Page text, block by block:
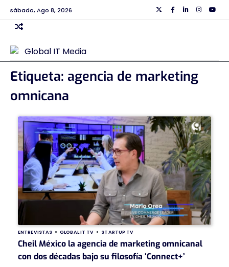
Skip
to
content
sábado, Ago 8, 2026 TwiiterFacebook
Linkedin
Etiqueta: agencia de marketing
omnicana
ENTREVISTAS GLOBAL IT TV STARTUP TV
Cheil México la agencia de marketing omnicanal
con dos décadas bajo su filosofía ‘Connect+’